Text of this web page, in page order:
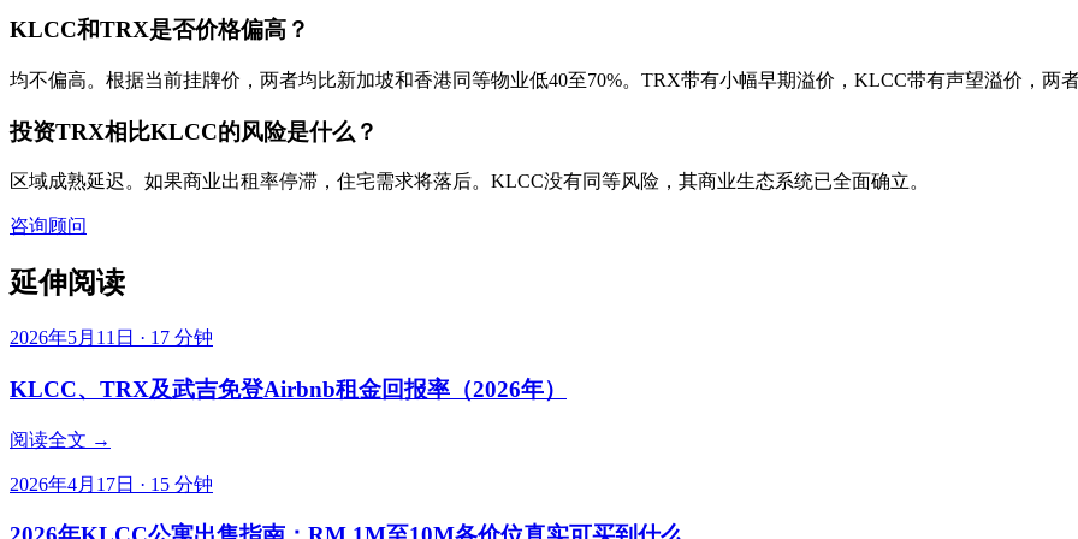
KLCC和TRX是否价格偏高？
均不偏高。根据当前挂牌价，两者均比新加坡和香港同等物业低40至70%。TRX带有小幅早期溢价，KLCC带有声望溢价，两
投资TRX相比KLCC的风险是什么？
区域成熟延迟。如果商业出租率停滞，住宅需求将落后。KLCC没有同等风险，其商业生态系统已全面确立。
咨询顾问
延伸阅读
2026年5月11日 · 17 分钟
KLCC、TRX及武吉免登Airbnb租金回报率（2026年）
阅读全文 →
2026年4月17日 · 15 分钟